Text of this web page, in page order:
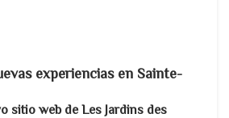
experiencias en Sainte-
sitio web de Les Jardins des